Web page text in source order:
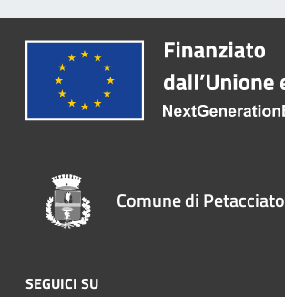
Comune di Petacciato
SEGUICI SU